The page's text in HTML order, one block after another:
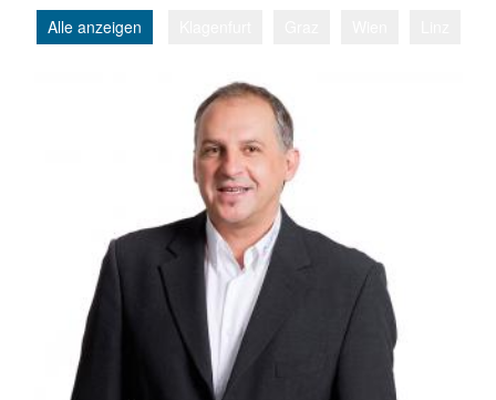
Alle anzeigen